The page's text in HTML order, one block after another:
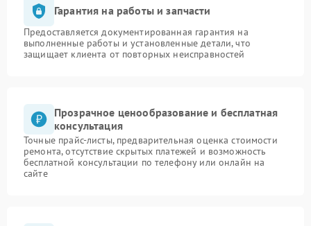
Гарантия на работы и запчасти
Предоставляется документированная гарантия на
выполненные работы и установленные детали, что
защищает клиента от повторных неисправностей
Прозрачное ценообразование и бесплатная
консультация
Точные прайс-листы, предварительная оценка стоимости
ремонта, отсутствие скрытых платежей и возможность
бесплатной консультации по телефону или онлайн на
сайте